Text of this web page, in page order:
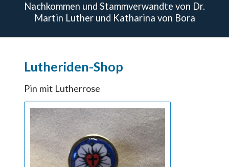
Nachkommen und Stammverwandte von Dr.
Martin Luther und Katharina von Bora
Lutheriden-Shop
Pin mit Lutherrose